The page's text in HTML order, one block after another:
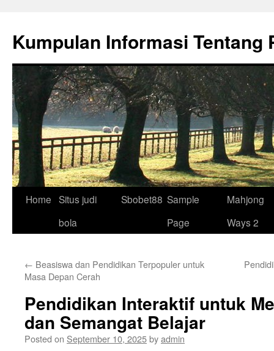
content
Kumpulan Informasi Tentang
Home Situs judi
bola
Sbobet88 Sample
Page
Mahjong
Ways 2
← Beasiswa dan Pendidikan Terpopuler untuk
Masa Depan Cerah
Pendidikan Interaktif untuk
dan Semangat Belajar
Posted on September 10, 2025byadmin